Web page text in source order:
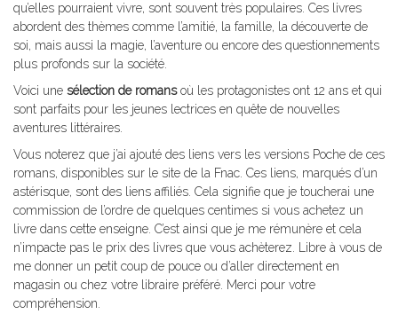
qu’elles pourraient vivre, sont souvent très populaires. Ces livres
abordent des thèmes comme l’amitié, la famille, la découverte de
soi, mais aussi la magie, l’aventure ou encore des questionnements
plus profonds sur la société.
Voici une sélection de romansoù les protagonistes ont 12 ans et qui
sont parfaits pour les jeunes lectrices en quête de nouvelles
aventures littéraires.
Vous noterez que j’ai ajouté des liens vers les versions Poche de ces
romans, disponibles sur le site de la Fnac. Ces liens, marqués d’un
astérisque, sont des liens affiliés. Cela signifie que je toucherai une
commission de l’ordre de quelques centimes si vous achetez un
livre dans cette enseigne. C’est ainsi que je me rémunère et cela
n’impacte pas le prix des livres que vous achèterez. Libre à vous de
me donner un petit coup de pouce ou d’aller directement en
magasin ou chez votre libraire préféré. Merci pour votre
compréhension.